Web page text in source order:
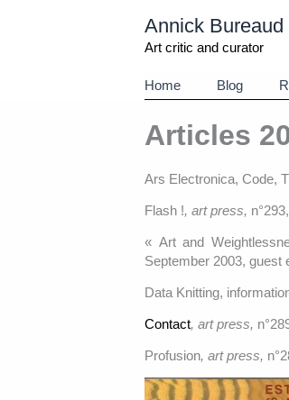
Annick Bureaud
Art critic and curator
Home Blog
Articles
Ars Electronica, Code,
Flash !, art press,
« Art and
September 2003, guest
Data Knitting,
Contact, art press,
Profusion, art press,